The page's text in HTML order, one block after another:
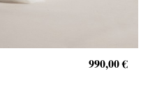
990,00 €